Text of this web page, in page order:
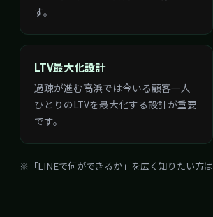
LTV最大化設計
過疎が進む高浜では今いる顧客一人
ひとりのLTVを最大化する設計が重要
です。
※「LINEで何ができるか」を広く知りたい方は